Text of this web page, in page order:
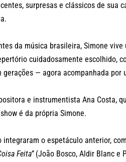
surpresas e clássicos de sua
da música brasileira, Simone
cuidadosamente escolhido,
— agora acompanhada por
e instrumentista Ana Costa,
é da própria Simone.
o espetáculo anterior,
Feita”(João Bosco, Aldir Blanc e